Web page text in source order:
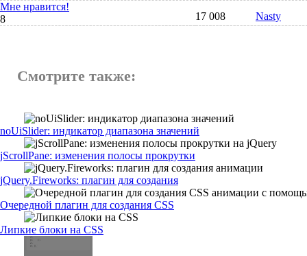
Мне нравится!
8
17 008 Nasty
Смотрите также:
noUiSlider: индикатор диапазона значений
jScrollPane: изменения полосы прокрутки
jQuery.Fireworks: плагин для создания
Очередной плагин для создания CSS
Липкие блоки на CSS